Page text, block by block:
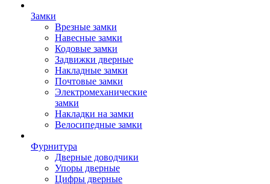
Замки
Врезные замки
Навесные замки
Кодовые замки
Задвижки дверные
Накладные замки
Почтовые замки
Электромеханические
замки
Накладки на замки
Велосипедные замки
Фурнитура
Дверные доводчики
Упоры дверные
Цифры дверные